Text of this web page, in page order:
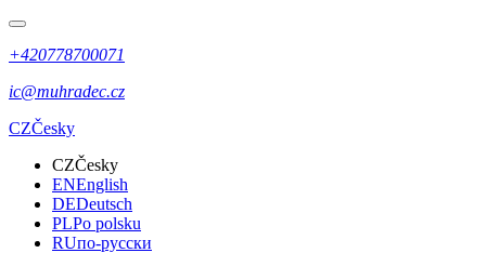
+420778700071
ic@muhradec.cz
CZČesky
CZČesky
ENEnglish
DEDeutsch
PLPo polsku
RUпо-русски